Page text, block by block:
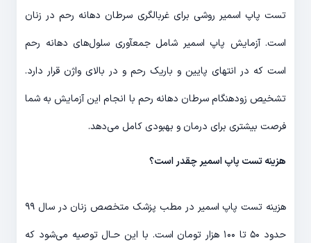
تست پاپ اسمیر روشی برای غربالگری سرطان دهانه رحم در زنان
است. آزمایش پاپ اسمیر شامل جمع‎آوری سلول‌های دهانه رحم
است که در انتهای پایین و باریک رحم و در بالای واژن قرار دارد.
تشخیص زودهنگام سرطان دهانه رحم با انجام این آزمایش به شما
فرصت بیشتری برای درمان و بهبودی کامل می‎‌دهد.
هزینه تست پاپ اسمیر چقدر است؟
هزینه تست پاپ اسمیر در مطب پزشک متخصص زنان در سال ۹۹
حدود ۵۰ تا ۱۰۰ هزار تومان است. با این حـال توصیه می‌شود که